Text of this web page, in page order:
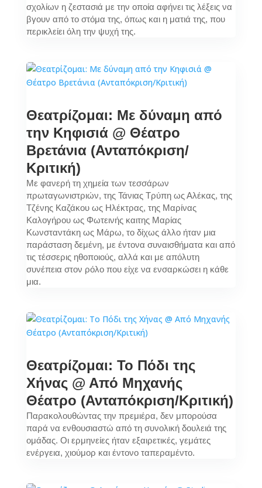
σχολίων η ζεστασιά με την οποία αφήνει τις λέξεις να
βγουν από το στόμα της, όπως και η ματιά της, που
περικλείει όλη την ψυχή της.
Θεατρίζομαι: Με δύναμη από
την Κηφισιά @ Θέατρο
Βρετάνια (Ανταπόκριση/
Κριτική)
Με φανερή τη χημεία των τεσσάρων
πρωταγωνιστριών, της Τάνιας Τρύπη ως Αλέκας, της
Τζένης Καζάκου ως Ηλέκτρας, της Μαρίνας
Καλογήρου ως Φωτεινής καιτης Μαρίας
Κωνσταντάκη ως Μάρω, το δίχως άλλο ήταν μια
παράσταση δεμένη, με έντονα συναισθήματα και από
τις τέσσερις ηθοποιούς, αλλά και με απόλυτη
συνέπεια στον ρόλο που είχε να ενσαρκώσει η κάθε
μια.
Θεατρίζομαι: Το Πόδι της
Χήνας @ Από Μηχανής
Θέατρο (Ανταπόκριση/Κριτική)
Παρακολουθώντας την πρεμιέρα, δεν μπορούσα
παρά να ενθουσιαστώ από τη συνολική δουλειά της
ομάδας. Οι ερμηνείες ήταν εξαιρετικές, γεμάτες
ενέργεια, χιούμορ και έντονο ταπεραμέντο.